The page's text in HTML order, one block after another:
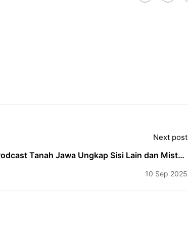
Next post
Tanah Jawa Ungkap Sisi Lain dan Misteri
10 Sep 2025